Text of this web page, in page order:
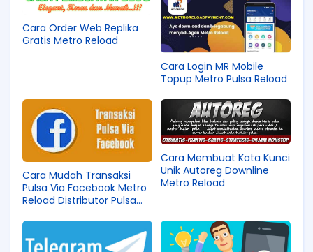
Cara Order Web Replika
Gratis Metro Reload
Cara Login MR Mobile
Topup Metro Pulsa Reload
Cara Mudah Transaksi
Pulsa Via Facebook Metro
Reload Distributor Pulsa
Cara Membuat Kata Kunci
Unik Autoreg Downline
Metro Reload